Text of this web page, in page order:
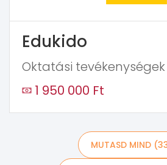
Edukido
Oktatási
1 950 000 Ft
MUTASD MIND